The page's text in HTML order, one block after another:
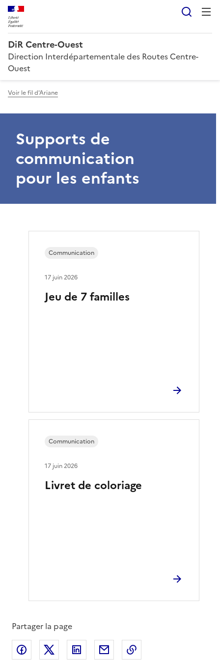
DiR Centre-Ouest
Direction Interdépartementale des Routes Centre-
Ouest
Voir le fil d'Ariane
Supports de
communication
pour les enfants
Jeu de 7 familles
Communication
17 juin 2026
Livret de coloriage
Communication
17 juin 2026
Partager la page
Partager sur Facebook
Partager sur XPartager sur LinkedIn
Partager par email